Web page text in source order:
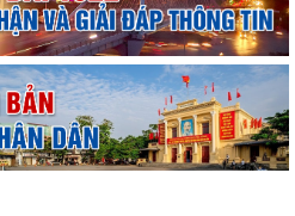
khám sức khoẻ định kỳ, khám sàng
hàng Chính sách xã hội phường
TỤC HÀNH CHÍNH TRỰC TUYẾN TẠI